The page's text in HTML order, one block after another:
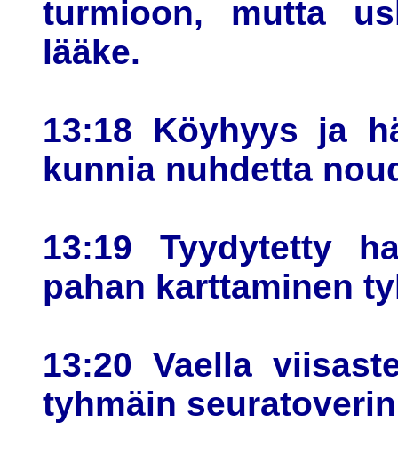
turmioon, mutta
lääke.
13:18 Köyhyys ja
kunnia nuhdetta
13:19 Tyydytetty
pahan karttaminen
13:20 Vaella
tyhmäin